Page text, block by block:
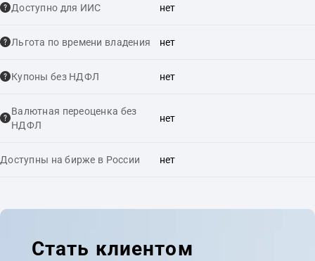
Доступно для ИИС нет
Льгота по времени владения нет
Купоны без НДФЛ нет
Валютная переоценка без
НДФЛ
нет
Доступны на бирже в России нет
Стать клиентом